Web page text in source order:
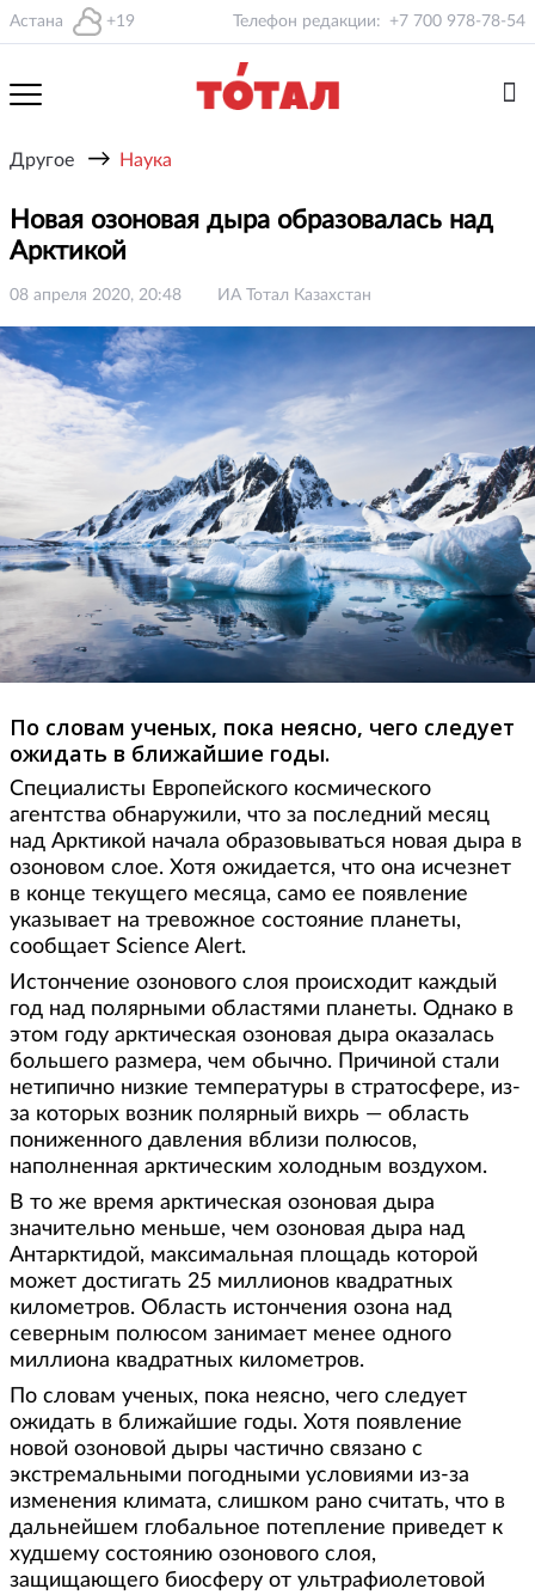
Астана +19 Телефон редакции: +7 700 978-78-54
Другое → Наука
Новая озоновая дыра образовалась над
Арктикой
08 апреля 2020, 20:48 ИА Тотал Казахстан
По словам ученых, пока неясно, чего следует
ожидать в ближайшие годы.
Специалисты Европейского космического
агентства обнаружили, что за последний месяц
над Арктикой начала образовываться новая дыра в
озоновом слое. Хотя ожидается, что она исчезнет
в конце текущего месяца, само ее появление
указывает на тревожное состояние планеты,
сообщает Science Alert.
Истончение озонового слоя происходит каждый
год над полярными областями планеты. Однако в
этом году арктическая озоновая дыра оказалась
большего размера, чем обычно. Причиной стали
нетипично низкие температуры в стратосфере, из-
за которых возник полярный вихрь — область
пониженного давления вблизи полюсов,
наполненная арктическим холодным воздухом.
В то же время арктическая озоновая дыра
значительно меньше, чем озоновая дыра над
Антарктидой, максимальная площадь которой
может достигать 25 миллионов квадратных
километров. Область истончения озона над
северным полюсом занимает менее одного
миллиона квадратных километров.
По словам ученых, пока неясно, чего следует
ожидать в ближайшие годы. Хотя появление
новой озоновой дыры частично связано с
экстремальными погодными условиями из-за
изменения климата, слишком рано считать, что в
дальнейшем глобальное потепление приведет к
худшему состоянию озонового слоя,
защищающего биосферу от ультрафиолетовой